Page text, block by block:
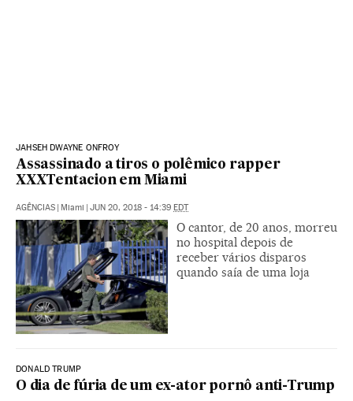
JAHSEH DWAYNE ONFROY
Assassinado a tiros o polêmico rapper
XXXTentacion em Miami
AGÊNCIAS | Miami | JUN 20, 2018 - 14:39 EDT
O cantor, de 20 anos, morreu
no hospital depois de
receber vários disparos
quando saía de uma loja
DONALD TRUMP
O dia de fúria de um ex-ator pornô anti-Trump